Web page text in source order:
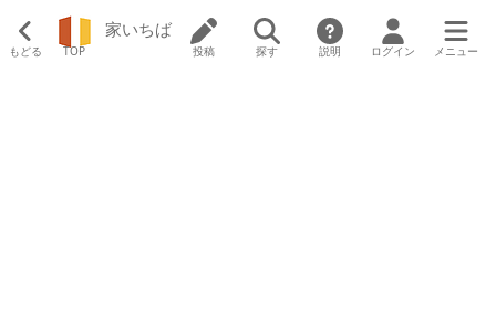
もどる TOP
家いちば
投稿 探す 説明 ログイン メニュー